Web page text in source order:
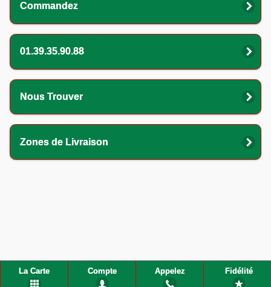
Commandez
01.39.35.90.88
Nous Trouver
Zones de Livraison
La Carte Compte Appelez Fidélité